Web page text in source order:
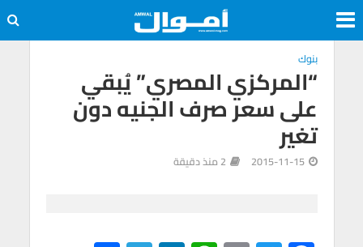
بنوك
“المركزي المصري” يُبقي
على سعر صرف الجنيه دون
تغير
2015-11-15 2 منذ دقيقة